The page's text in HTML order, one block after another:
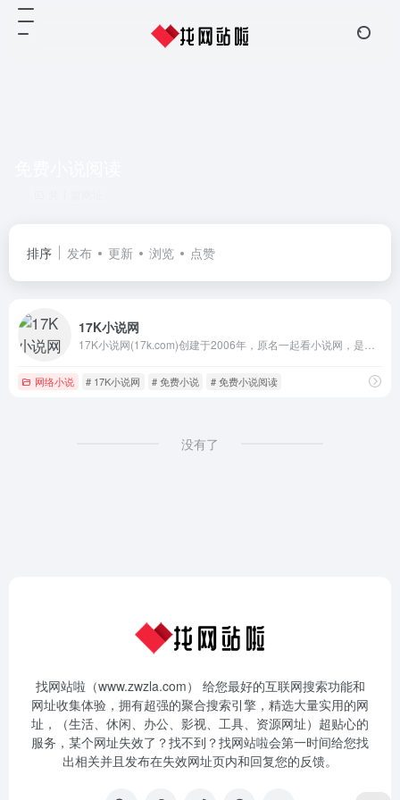
排序 发布 更新 浏览 点赞
17K小说网
网络小说 # 17K小说网 # 免费小说 # 免费小说阅读
没有了
找网站啦（www.zwzla.com） 给您最好的互联网搜索功能和
网址收集体验，拥有超强的聚合搜索引擎，精选大量实用的网
址，（生活、休闲、办公、影视、工具、资源网址）超贴心的
服务，某个网址失效了？找不到？找网站啦会第一时间给您找
出相关并且发布在失效网址页内和回复您的反馈。